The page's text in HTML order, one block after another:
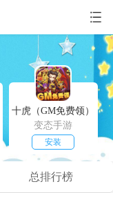
十虎（GM免费领）
变态手游
安装
总排行榜